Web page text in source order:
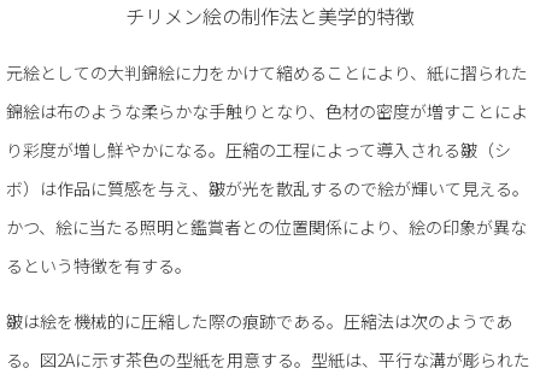
チリメン絵の制作法と美学的特徴
元絵としての大判錦絵に力をかけて縮めることにより、紙に摺られた
錦絵は布のような柔らかな手触りとなり、色材の密度が増すことによ
り彩度が増し鮮やかになる。圧縮の工程によって導入される皺（シ
ボ）は作品に質感を与え、皺が光を散乱するので絵が輝いて見える。
かつ、絵に当たる照明と鑑賞者との位置関係により、絵の印象が異な
るという特徴を有する。
皺は絵を機械的に圧縮した際の痕跡である。圧縮法は次のようであ
る。図2Aに示す茶色の型紙を用意する。型紙は、平行な溝が彫られた